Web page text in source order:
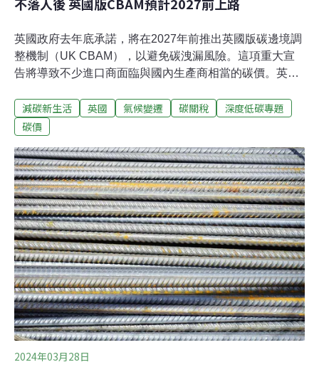
不落人後 英國版CBAM預計2027前上路
英國政府去年底承諾，將在2027年前推出英國版碳邊境調
整機制（UK CBAM），以避免碳洩漏風險。這項重大宣
告將導致不少進口商面臨與國內生產商相當的碳價。英國
放量，以及原產國碳定價與英國碳價的差距，涵蓋鋼鐵、
鋁、化肥、氫、陶瓷、玻璃、水泥等產業，機制的設計與
碳排立法的領頭國家之一，在G7國家中的減碳速度也位居
前哨。不過，要達成淨零碳排目標，英國能源轉型路徑中
產業去碳的工作至關重要，一旦做不好，也會進而影響到
其他國家的碳排放量。2027年起，英國的CBAM將上路，
未來輸入英國的鋼鐵、鋁、陶瓷和水泥等產品，將與英國
本土製品面臨相當的碳價。英國版CBAM最重要目的之
一，是為了降低「碳洩漏」（Carbon Leakage）的風險，
避免高碳排產業把碳排放成本轉移至其他碳價低廉或不收
費的國家，讓
減碳新生活 英國 氣候變遷 碳關稅
深度低碳專題
碳價
2024年03月28日